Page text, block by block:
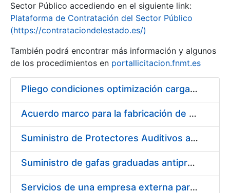
Sector Público accediendo en el siguiente link:
Plataforma de Contratación del Sector Público
(https://contrataciondelestado.es/)
También podrá encontrar más información y algunos
de los procedimientos en portallicitacion.fnmt.es
Pliego condiciones optimización cargas compras firmado
Acuerdo marco para la fabricación de piezas
Suministro de Protectores Auditivos a medida para las personas trabajadoras de los Centros de Trabajo de Madrid y Burgos
Suministro de gafas graduadas antiproyecciones para los trabajadores de la FNMT-RCM en los centros de trabajo de Madrid y Burgos
Servicios de una empresa externa para el asesoramiento y resolución de los recursos de alzada que se presentan relacionados con procesos de selección para la FNMT-RCM